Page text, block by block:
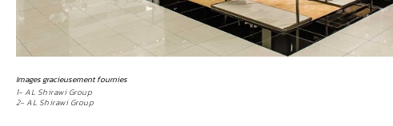
Images gracieusement fournies
1- AL Shirawi Group
2- AL Shirawi Group